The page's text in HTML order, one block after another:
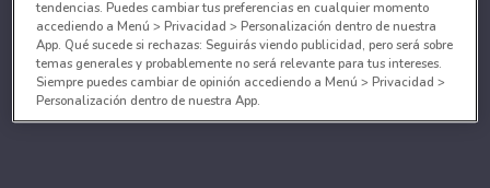
tendencias. Puedes cambiar tus preferencias en cualquier momento
accediendo a Menú > Privacidad > Personalización dentro de nuestra
App. Qué sucede si rechazas: Seguirás viendo publicidad, pero será sobre
temas generales y probablemente no será relevante para tus intereses.
Siempre puedes cambiar de opinión accediendo a Menú > Privacidad >
Personalización dentro de nuestra App.